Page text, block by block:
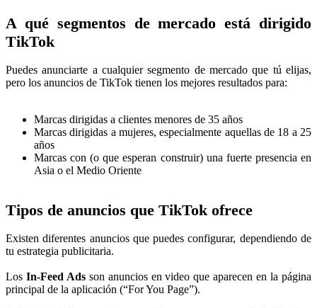
A qué segmentos de mercado está dirigido
TikTok
Puedes anunciarte a cualquier segmento de mercado que tú elijas,
pero los anuncios de TikTok tienen los mejores resultados para:
Marcas dirigidas a clientes menores de 35 años
Marcas dirigidas a mujeres, especialmente aquellas de 18 a 25
años
Marcas con (o que esperan construir) una fuerte presencia en
Asia o el Medio Oriente
Tipos de anuncios que TikTok ofrece
Existen diferentes anuncios que puedes configurar, dependiendo de
tu estrategia publicitaria.
Los In-Feed Adsson anuncios en video que aparecen en la página
principal de la aplicación (“For You Page”).